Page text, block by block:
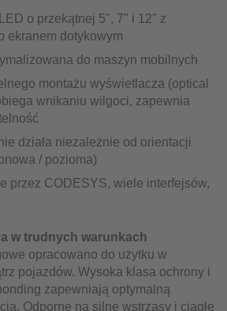
o przekątnej 5", 7" i 12" z
ekranem dotykowym
do maszyn mobilnych
montażu wyświetlacza (optical
wnikaniu wilgoci, zapewnia
działa niezależnie od orientacji
/ pozioma)
przez CODESYS, wiele interfejsów,
w trudnych warunkach
opracowano do użytku w
pojazdów. Wysoka klasa ochrony i
zapewniają optymalną
Odporne na silne wstrząsy i ciągłe